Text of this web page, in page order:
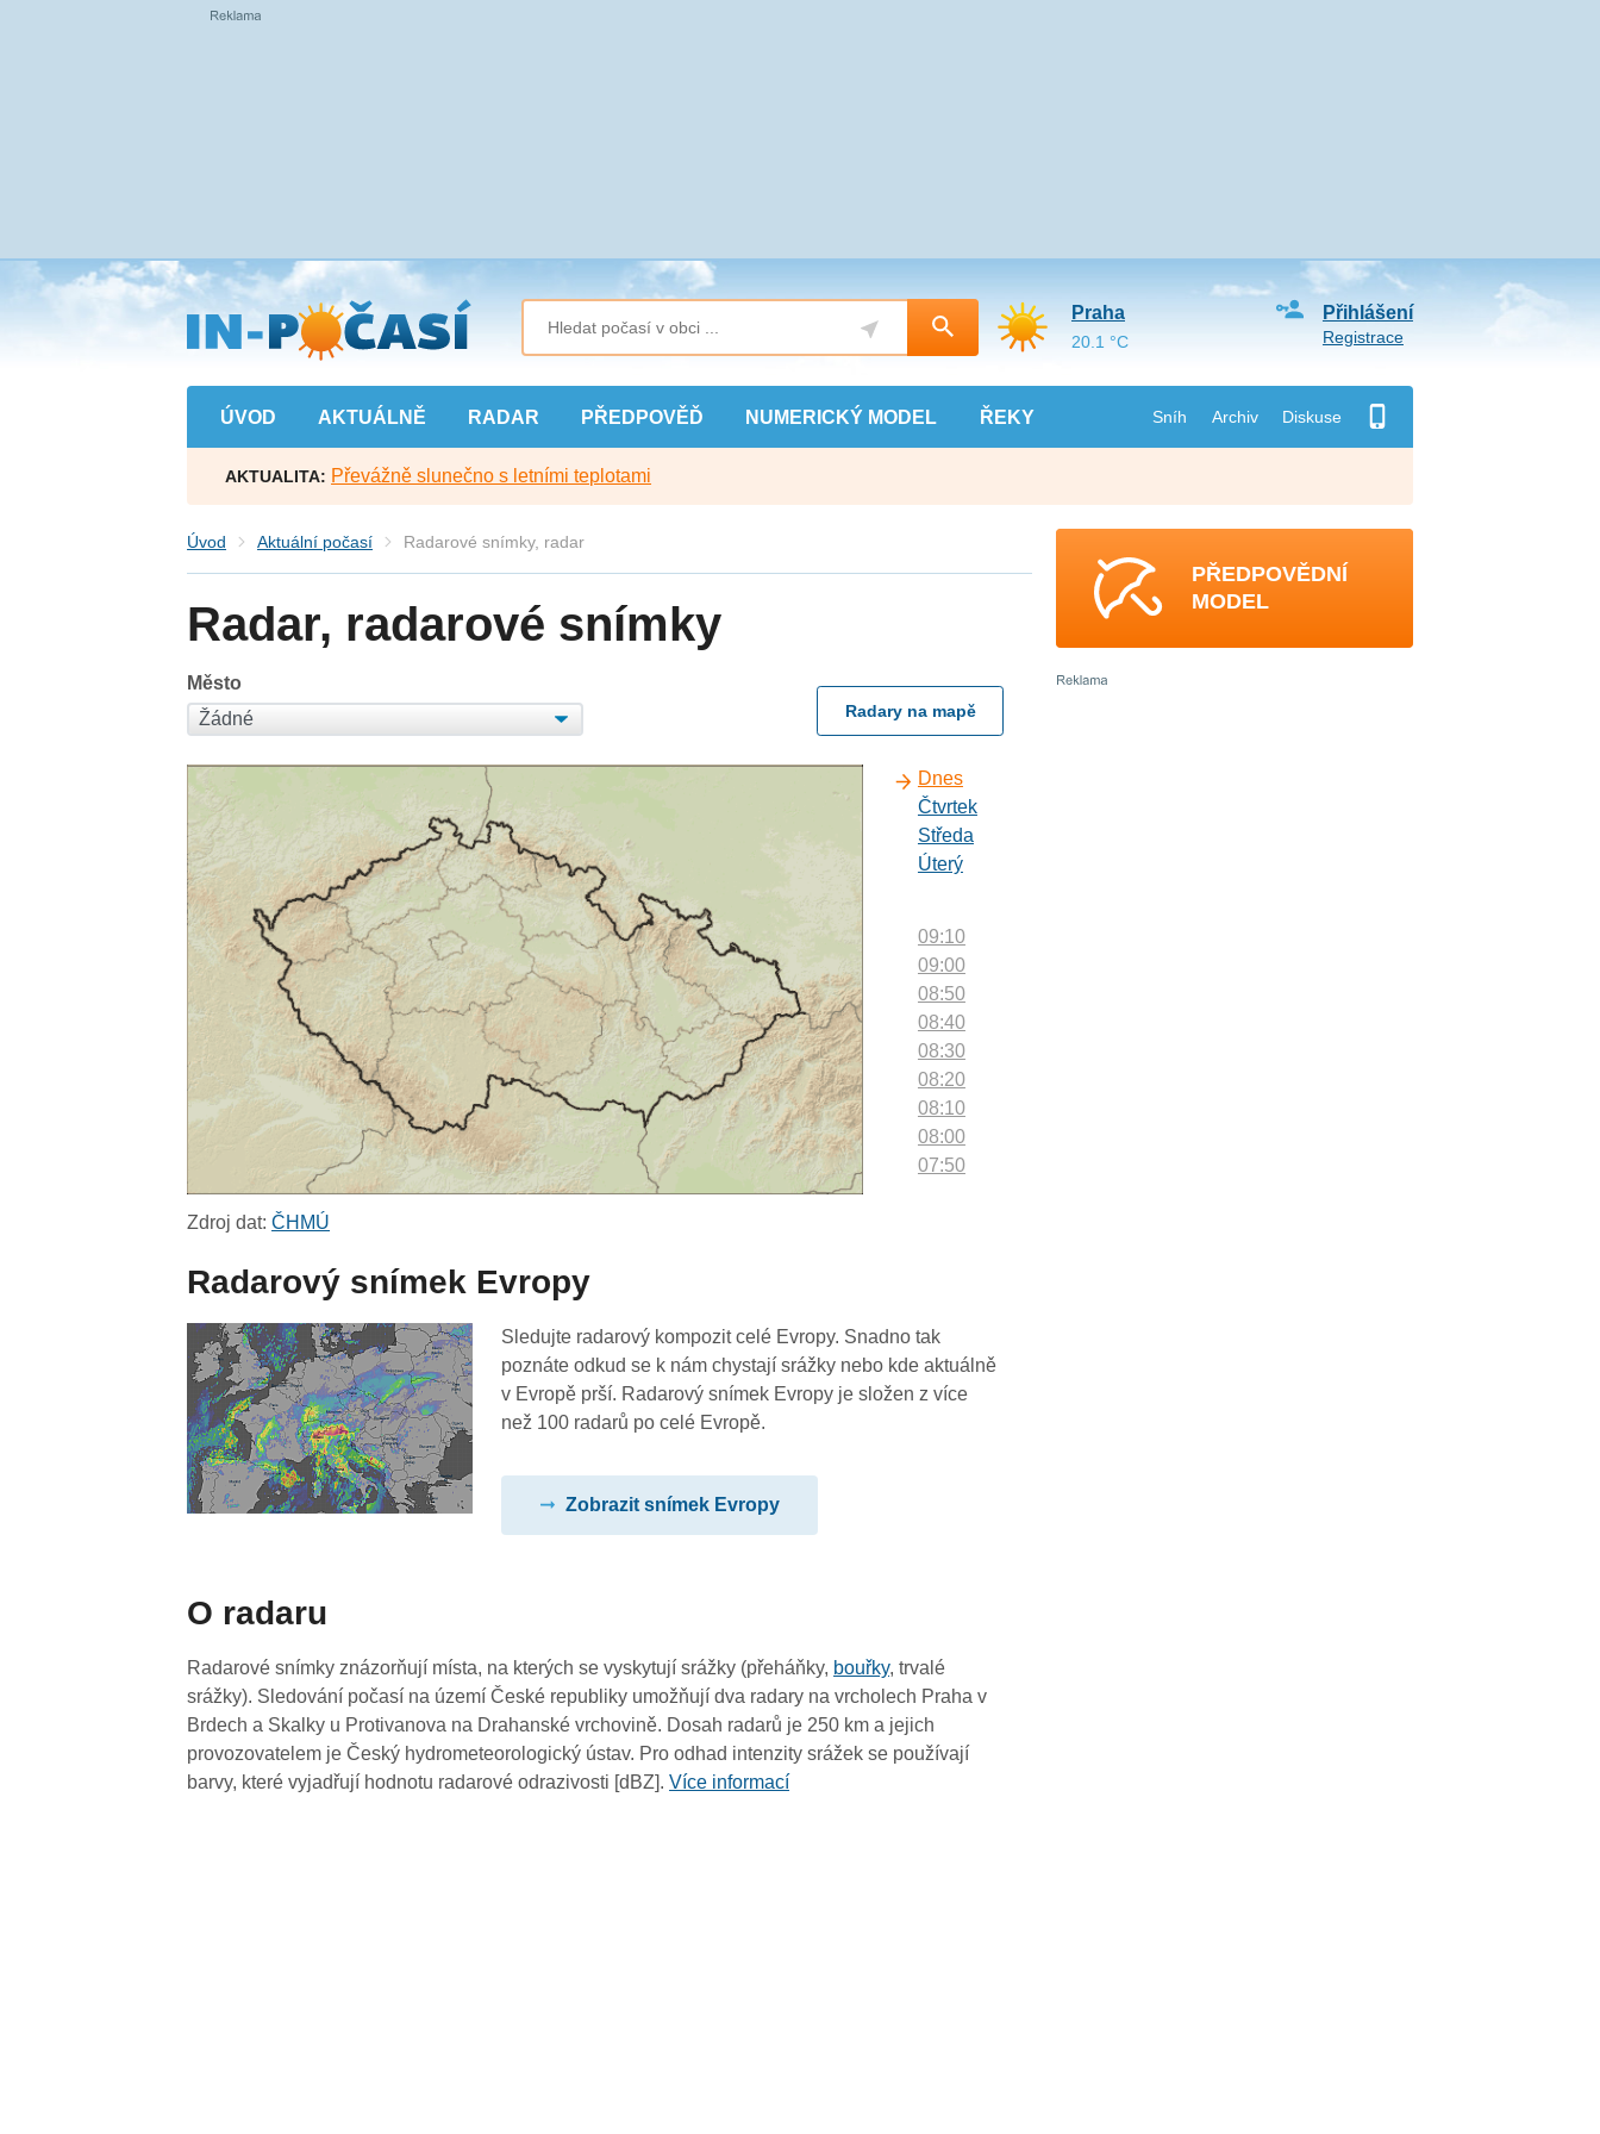
Přejít
na
hlavní
obsah
ÚVOD AKTUÁLNĚ RADAR PŘEDPOVĚĎ NUMERICKÝ MODEL ŘEKY Sníh Archiv Diskuse
Přihlášení
Registrace
Praha
20.1 °C
AKTUALITA: Převážně slunečno s letními teplotami
Úvod Aktuální počasí Radarové snímky, radar
Radar, radarové snímky
Město
Radary na mapě
Dnes
Čtvrtek
Středa
Úterý
09:10
09:00
08:50
08:40
08:30
08:20
08:10
08:00
07:50
06:50
06:40
06:30
04:50
04:40
04:30
04:20
Zdroj dat:ČHMÚ
Radarový snímek Evropy
Sledujte radarový kompozit celé Evropy. Snadno tak
poznáte odkud se k nám chystají srážky nebo kde aktuálně
v Evropě prší. Radarový snímek Evropy je složen z více
než 100 radarů po celé Evropě.
Zobrazit snímek Evropy
O radaru
Radarové snímky znázorňují místa, na kterých se vyskytují srážky (přeháňky, bouřky, trvalé
srážky). Sledování počasí na území České republiky umožňují dva radary na vrcholech Praha v
Brdech a Skalky u Protivanova na Drahanské vrchovině. Dosah radarů je 250 km a jejich
provozovatelem je Český hydrometeorologický ústav. Pro odhad intenzity srážek se používají
barvy, které vyjadřují hodnotu radarové odrazivosti [dBZ].Více informací
PŘEDPOVĚDNÍ
MODEL